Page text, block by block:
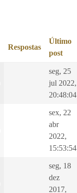
Respostas
Último
post
seg, 25
jul 2022,
20:48:04
sex, 22
abr
2022,
15:53:54
seg, 18
dez
2017,